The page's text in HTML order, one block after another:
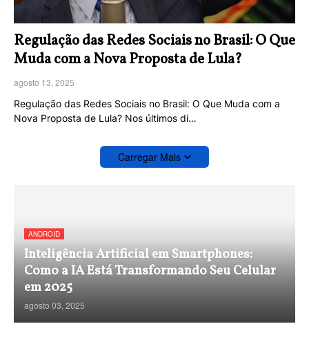
Regulação das Redes Sociais no Brasil: O Que
Muda com a Nova Proposta de Lula?
agosto 13, 2025
Regulação das Redes Sociais no Brasil: O Que Muda com a
Nova Proposta de Lula? Nos últimos di…
Carregar Mais
ANDROID
Inteligência Artificial em Smartphones:
Como a IA Está Transformando Seu Celular
em 2025
agosto 03, 2025